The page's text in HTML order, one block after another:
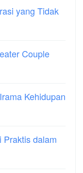
yang Tidak
Couple
Kehidupan
Praktis dalam